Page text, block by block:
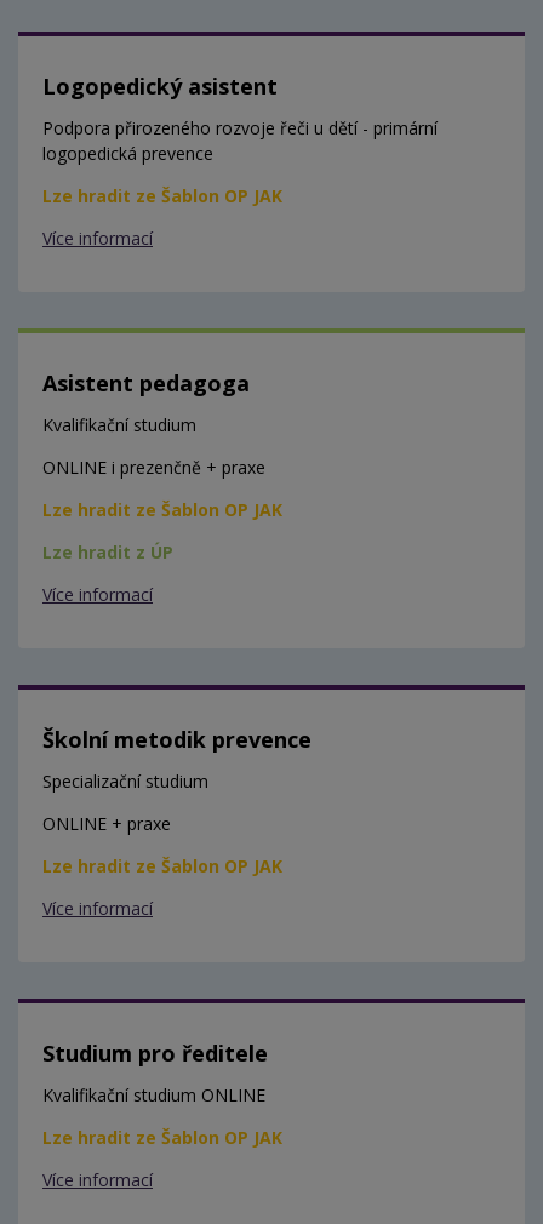
Logopedický asistent
Podpora přirozeného rozvoje řeči u dětí - primární
logopedická prevence
Lze hradit ze Šablon OP JAK
Více informací
Asistent pedagoga
Kvalifikační studium
ONLINE i prezenčně + praxe
Lze hradit ze Šablon OP JAK
Lze hradit z ÚP
Více informací
Školní metodik prevence
Specializační studium
ONLINE + praxe
Lze hradit ze Šablon OP JAK
Více informací
Studium pro ředitele
Kvalifikační studium ONLINE
Lze hradit ze Šablon OP JAK
Více informací